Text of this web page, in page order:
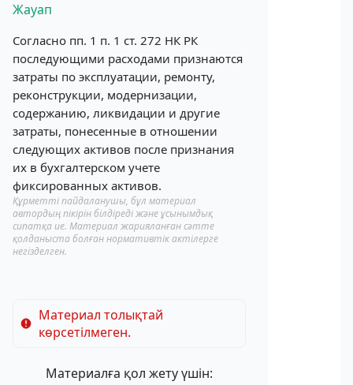
Жауап
Согласно пп. 1 п. 1 ст. 272 НК РК
последующими расходами признаются
затраты по эксплуатации, ремонту,
реконструкции, модернизации,
содержанию, ликвидации и другие
затраты, понесенные в отношении
следующих активов после признания
их в бухгалтерском учете
фиксированных активов.
Құрметті пайдаланушы, бұл материал
автордың пікірін білдіреді және ұсынымдық
сипатқа ие. Материал жарияланған сәтте
қолданыста болған нормативтік актілерге
негізделген.
Материал толықтай
көрсетілмеген.
Материалға қол жету үшін: